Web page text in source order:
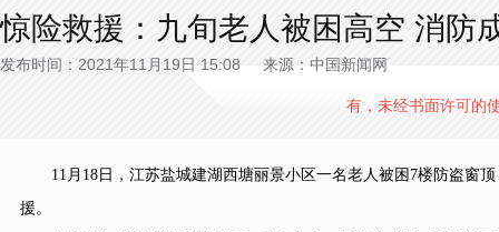
惊险救援：九旬老人被困高空 消防
发布时间：2021年11月19日 15:08 来源：中国新闻网
有，未经书面许可的
11月18日，江苏盐城建湖西塘丽景小区一名老人被困7楼防盗窗顶
援。